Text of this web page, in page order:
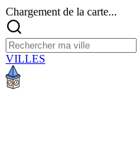
Chargement de la carte...
VILLES